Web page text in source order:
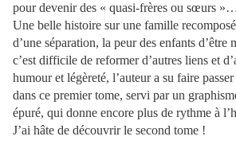
pour devenir des « quasi-frères ou sœurs
Une belle histoire sur une famille
d’une séparation, la peur des enfants d’être
c’est difficile de reformer d’autres liens et
humour et légèreté, l’auteur a su faire
dans ce premier tome, servi par un
épuré, qui donne encore plus de rythme à
J’ai hâte de découvrir le second tome !